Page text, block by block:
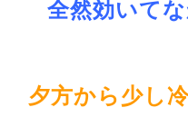
全然効いて
夕方から少し